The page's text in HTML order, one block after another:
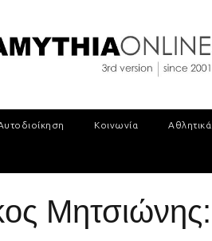
Κοινωνία Αθλητικά